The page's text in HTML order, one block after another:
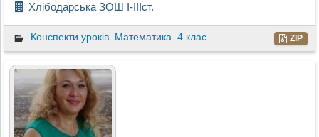
Хлібодарська ЗОШ І-ІІІст.
Конспекти уроків Математика 4 клас ZIP